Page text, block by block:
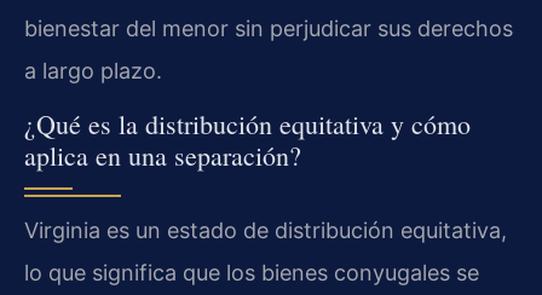
bienestar del menor sin perjudicar sus derechos
a largo plazo.
¿Qué es la distribución equitativa y cómo
aplica en una separación?
Virginia es un estado de distribución equitativa,
lo que significa que los bienes conyugales se